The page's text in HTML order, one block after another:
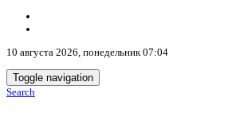
10 августа 2026, понедельник 07:04
Toggle navigation
Search